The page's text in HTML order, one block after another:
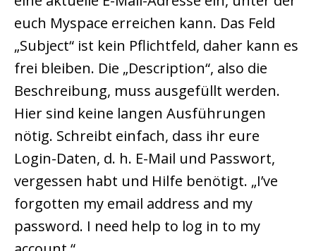
euch Myspace erreichen kann. Das Feld
„Subject“ ist kein Pflichtfeld, daher kann es
frei bleiben. Die „Description“, also die
Beschreibung, muss ausgefüllt werden.
Hier sind keine langen Ausführungen
nötig. Schreibt einfach, dass ihr eure
Login-Daten, d. h. E-Mail und Passwort,
vergessen habt und Hilfe benötigt. „I’ve
forgotten my email address and my
password. I need help to log in to my